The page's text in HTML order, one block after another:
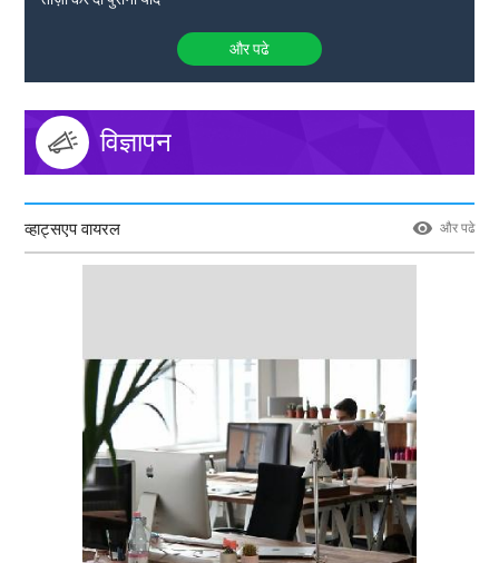
और पढे
विज्ञापन
व्हाट्सएप वायरल और पढे